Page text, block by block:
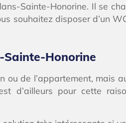
Sainte-Honorine. Il se
souhaitez disposer d’un
Sainte-Honorine
de l’appartement, mais
d’ailleurs pour cette